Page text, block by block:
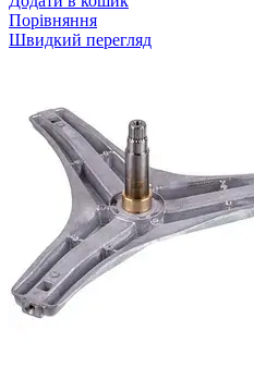
Порівняння
Швидкий перегляд